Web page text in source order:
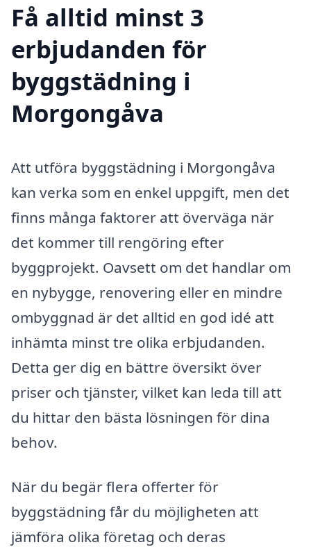
Få alltid minst 3
erbjudanden för
byggstädning i
Morgongåva
Att utföra byggstädning i Morgongåva
kan verka som en enkel uppgift, men det
finns många faktorer att överväga när
det kommer till rengöring efter
byggprojekt. Oavsett om det handlar om
en nybygge, renovering eller en mindre
ombyggnad är det alltid en god idé att
inhämta minst tre olika erbjudanden.
Detta ger dig en bättre översikt över
priser och tjänster, vilket kan leda till att
du hittar den bästa lösningen för dina
behov.
När du begär flera offerter för
byggstädning får du möjligheten att
jämföra olika företag och deras